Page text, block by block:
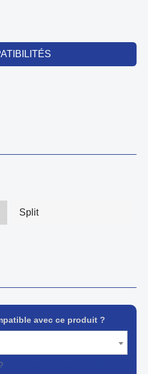
Split
avec ce produit ?